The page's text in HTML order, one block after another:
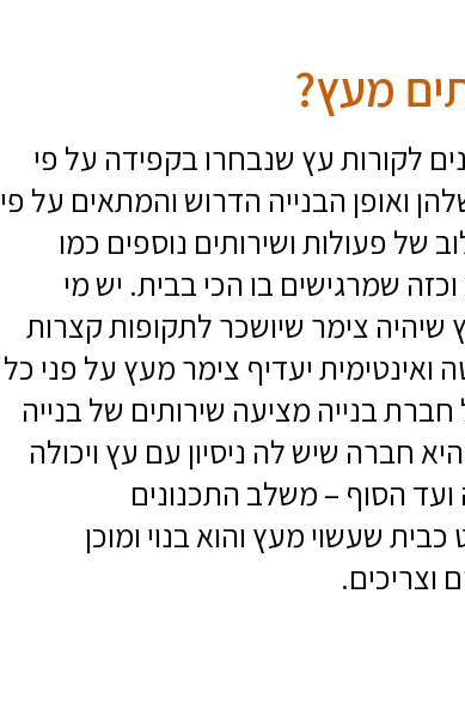
מעץ?
לקורות עץ שנבחרו בקפידה על פי
ואופן הבנייה הדרוש והמתאים על פי
של פעולות ושירותים נוספים כמו
שמרגישים בו הכי בבית. יש מי
צימר שיושכר לתקופות קצרות
יעדיף צימר מעץ על פני כל
בנייה מציעה שירותים של בנייה
חברה שיש לה ניסיון עם עץ ויכולה
הסוף – משלב התכנונים
שעשוי מעץ והוא בנוי ומוכן
וצריכים.